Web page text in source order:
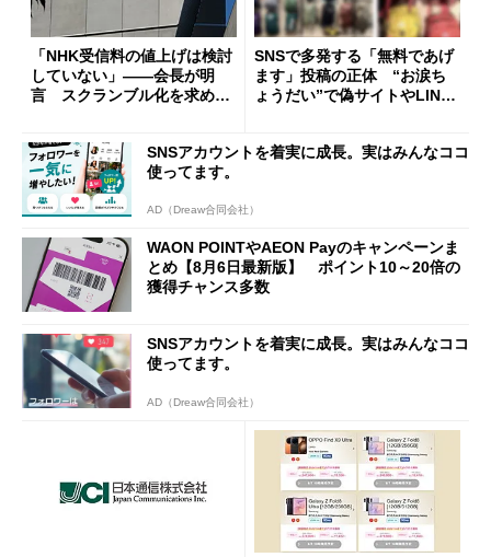
「NHK受信料の値上げは検討
していない」――会長が明
言 スクランブル化を求める
SNSで多発する「無料であげ
ます」投稿の正体 “お涙ち
ょうだい”で偽サイトやLINE
SNSアカウントを着実に成長。実はみんなココ
使ってます。
AD（Dreaw合同会社）
WAON POINTやAEON Payのキャンペーンま
とめ【8月6日最新版】 ポイント10～20倍の
獲得チャンス多数
SNSアカウントを着実に成長。実はみんなココ
使ってます。
AD（Dreaw合同会社）